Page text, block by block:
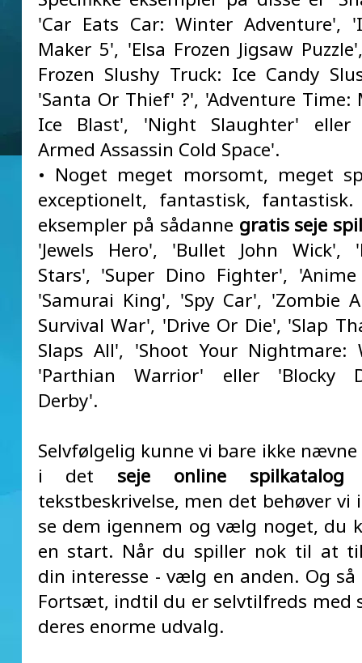
'Car Eats Car: Winter Adventure',
Maker 5', 'Elsa Frozen Jigsaw
Frozen Slushy Truck: Ice Candy
'Santa Or Thief' ?', 'Adventure Time:
Ice Blast', 'Night Slaughter' eller
Armed Assassin Cold Space'.
• Noget meget morsomt, meget
exceptionelt, fantastisk, fantastisk.
eksempler på sådanne gratis seje
'Jewels Hero', 'Bullet John Wick',
Stars', 'Super Dino Fighter',
'Samurai King', 'Spy Car', 'Zombie
Survival War', 'Drive Or Die', 'Slap
Slaps All', 'Shoot Your Nightmare:
'Parthian Warrior' eller 'Blocky
Derby'.
Selvfølgelig kunne vi bare ikke
i det seje online spilkatalog
tekstbeskrivelse, men det behøver vi
se dem igennem og vælg noget, du
en start. Når du spiller nok til at
din interesse - vælg en anden. Og
Fortsæt, indtil du er selvtilfreds med
deres enorme udvalg.